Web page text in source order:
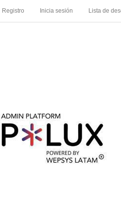
Registro Inicia sesión Lista de